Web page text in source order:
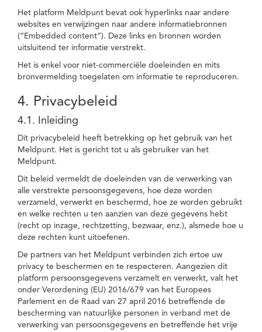
Het platform Meldpunt bevat ook hyperlinks naar andere
websites en verwijzingen naar andere informatiebronnen
(“Embedded content”). Deze links en bronnen worden
uitsluitend ter informatie verstrekt.
Het is enkel voor niet-commerciële doeleinden en mits
bronvermelding toegelaten om informatie te reproduceren.
4. Privacybeleid
4.1. Inleiding
Dit privacybeleid heeft betrekking op het gebruik van het
Meldpunt. Het is gericht tot u als gebruiker van het
Meldpunt.
Dit beleid vermeldt de doeleinden van de verwerking van
alle verstrekte persoonsgegevens, hoe deze worden
verzameld, verwerkt en beschermd, hoe ze worden gebruikt
en welke rechten u ten aanzien van deze gegevens hebt
(recht op inzage, rechtzetting, bezwaar, enz.), alsmede hoe u
deze rechten kunt uitoefenen.
De partners van het Meldpunt verbinden zich ertoe uw
privacy te beschermen en te respecteren. Aangezien dit
platform persoonsgegevens verzamelt en verwerkt, valt het
onder Verordening (EU) 2016/679 van het Europees
Parlement en de Raad van 27 april 2016 betreffende de
bescherming van natuurlijke personen in verband met de
verwerking van persoonsgegevens en betreffende het vrije